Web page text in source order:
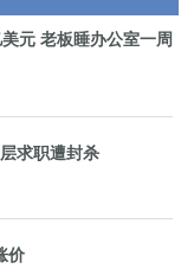
元 老板睡办公室一周
求职遭封杀
价